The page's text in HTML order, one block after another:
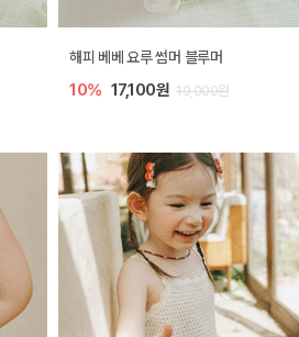
해피 베베 요루 썸머 블루머
10% 17,100원 19,000원